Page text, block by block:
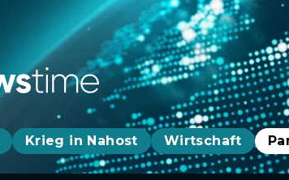
Krieg in Nahost Wirtschaft